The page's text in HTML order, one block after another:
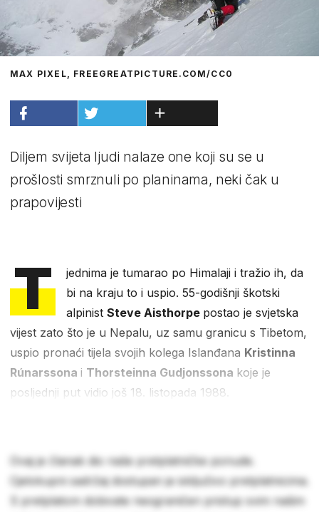
MAX PIXEL, FREEGREATPICTURE.COM/CC0
Diljem svijeta ljudi nalaze one koji su se u
prošlosti smrznuli po planinama, neki čak u
prapovijesti
T
jednima je tumarao po Himalaji i tražio ih, da
bi na kraju to i uspio. 55-godišnji škotski
alpinistSteve Aisthorpe postao je svjetska
vijest zato što je u Nepalu, uz samu granicu s Tibetom,
uspio pronaći tijela svojih kolega Islanđana Kristinna
Rúnarssona i Thorsteinna Gudjonssona koje je
posljednji put vidio još 18. listopada 1988.
Ovaj je članak dio naše pretplatničke ponude.
Cjelokupni sadržaj dostupan je isključivo pretplatnicima.
S pretplatom dobivate neograničen pristup svim našim